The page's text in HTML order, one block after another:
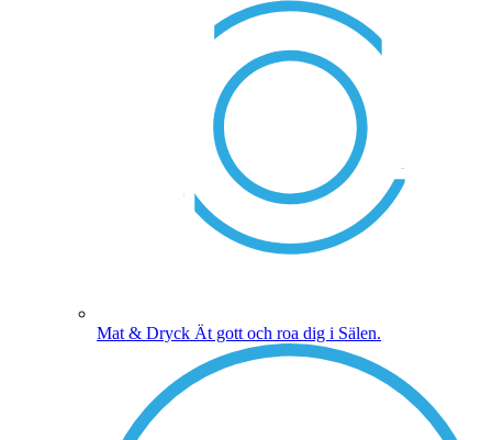
Mat & Dryck Ät gott och roa dig i Sälen.